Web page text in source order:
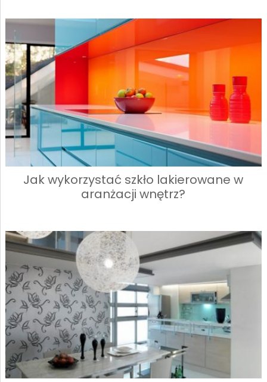
Jak wykorzystać szkło lakierowane w
aranżacji wnętrz?